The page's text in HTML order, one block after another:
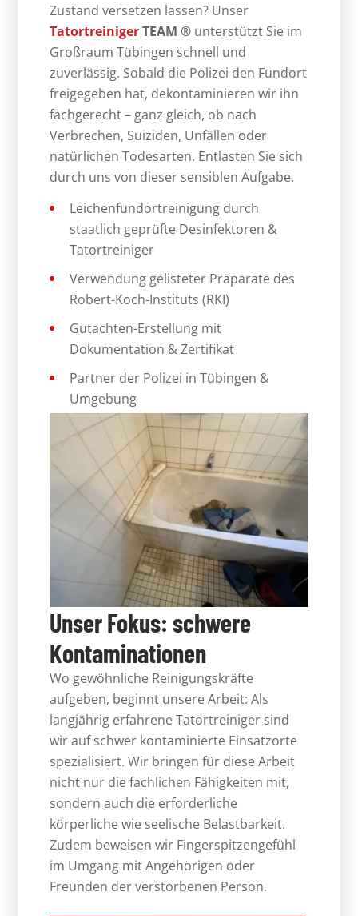
Zustand versetzen lassen? Unser
TatortreinigerTEAM ® unterstützt Sie im
Großraum Tübingen schnell und
zuverlässig. Sobald die Polizei den Fundort
freigegeben hat, dekontaminieren wir ihn
fachgerecht – ganz gleich, ob nach
Verbrechen, Suiziden, Unfällen oder
natürlichen Todesarten. Entlasten Sie sich
durch uns von dieser sensiblen Aufgabe.
Leichenfundortreinigung durch
staatlich geprüfte Desinfektoren &
Tatortreiniger
Verwendung gelisteter Präparate des
Robert-Koch-Instituts (RKI)
Gutachten-Erstellung mit
Dokumentation & Zertifikat
Partner der Polizei in Tübingen &
Umgebung
Unser Fokus: schwere
Kontaminationen
Wo gewöhnliche Reinigungskräfte
aufgeben, beginnt unsere Arbeit: Als
langjährig erfahrene Tatortreiniger sind
wir auf schwer kontaminierte Einsatzorte
spezialisiert. Wir bringen für diese Arbeit
nicht nur die fachlichen Fähigkeiten mit,
sondern auch die erforderliche
körperliche wie seelische Belastbarkeit.
Zudem beweisen wir Fingerspitzengefühl
im Umgang mit Angehörigen oder
Freunden der verstorbenen Person.